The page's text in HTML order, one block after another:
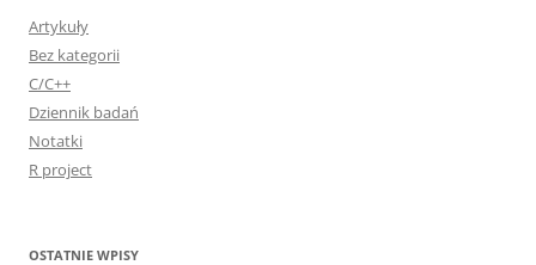
Artykuły
Bez kategorii
C/C++
Dziennik badań
Notatki
R project
OSTATNIE WPISY